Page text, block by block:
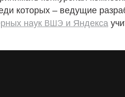
которых – ведущие
наук ВШЭ и Яндекса